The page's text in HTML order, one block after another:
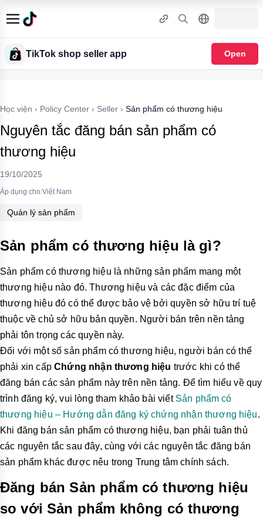
TikTok shop seller app Open
Học viện › Policy Center › Seller › Sản phẩm có thương hiệu
Nguyên tắc đăng bán sản phẩm có
thương hiệu
19/10/2025
Áp dụng cho:Việt Nam
Quản lý sản phẩm
Sản phẩm có thương hiệu là gì?
Sản phẩm có thương hiệu là những sản phẩm mang một
thương hiệu nào đó. Thương hiệu và các đặc điểm của
thương hiệu đó có thể được bảo vệ bởi quyền sở hữu trí tuệ
thuộc về chủ sở hữu bản quyền. Người bán trên nền tảng
phải tôn trọng các quyền này.
Đối với một số sản phẩm có thương hiệu, người bán có thể
phải xin cấpChứng nhận thương hiệu trước khi có thể
đăng bán các sản phẩm này trên nền tảng. Để tìm hiểu về quy
trình đăng ký, vui lòng tham khảo bài viết Sản phẩm có
thương hiệu – Hướng dẫn đăng ký chứng nhận thương hiệu.
Khi đăng bán sản phẩm có thương hiệu, bạn phải tuân thủ
các nguyên tắc sau đây, cùng với các nguyên tắc đăng bán
sản phẩm khác được nêu trong Trung tâm chính sách.
Đăng bán Sản phẩm có thương hiệu
so với Sản phẩm không có thương